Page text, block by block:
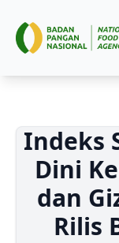
Indeks
Dini
dan
Rilis